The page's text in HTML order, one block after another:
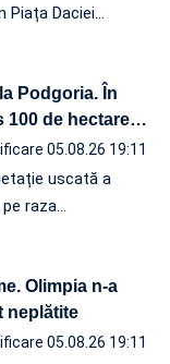
Piața Daciei…
Podgoria. În
100 de hectare…
05.08.26 19:11
uscată a
raza…
Olimpia n-a
neplătite
05.08.26 19:11